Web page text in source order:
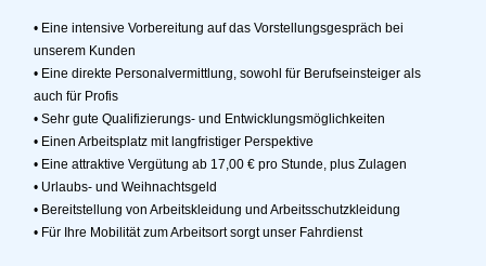
• Eine intensive Vorbereitung auf das Vorstellungsgespräch bei
unserem Kunden
• Eine direkte Personalvermittlung, sowohl für Berufseinsteiger als
auch für Profis
• Sehr gute Qualifizierungs- und Entwicklungsmöglichkeiten
• Einen Arbeitsplatz mit langfristiger Perspektive
• Eine attraktive Vergütung ab 17,00 € pro Stunde, plus Zulagen
• Urlaubs- und Weihnachtsgeld
• Bereitstellung von Arbeitskleidung und Arbeitsschutzkleidung
• Für Ihre Mobilität zum Arbeitsort sorgt unser Fahrdienst